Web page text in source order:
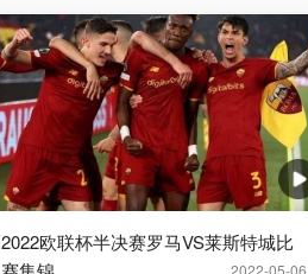
2022-05-06
2022欧联杯半决赛罗马VS莱斯特城比